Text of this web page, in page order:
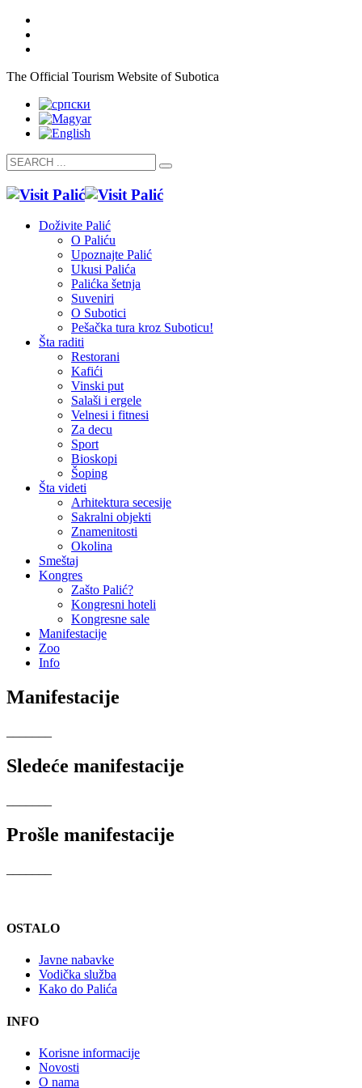
The Official Tourism Website of Subotica
Doživite Palić
O Paliću
Upoznajte Palić
Ukusi Palića
Palićka šetnja
Suveniri
O Subotici
Pešačka tura kroz Suboticu!
Šta raditi
Restorani
Kafići
Vinski put
Salaši i ergele
Velnesi i fitnesi
Za decu
Sport
Bioskopi
Šoping
Šta videti
Arhitektura secesije
Sakralni objekti
Znamenitosti
Okolina
Smeštaj
Kongres
Zašto Palić?
Kongresni hoteli
Kongresne sale
Manifestacije
Zoo
Info
Manifestacije
Sledeće manifestacije
Prošle manifestacije
OSTALO
Javne nabavke
Vodička služba
Kako do Palića
INFO
Korisne informacije
Novosti
O nama